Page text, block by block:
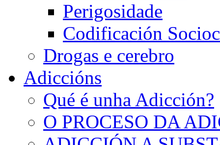
Perigosidade
Codificación
Drogas e cerebro
Adiccións
Qué é unha Adicción?
O PROCESO DA